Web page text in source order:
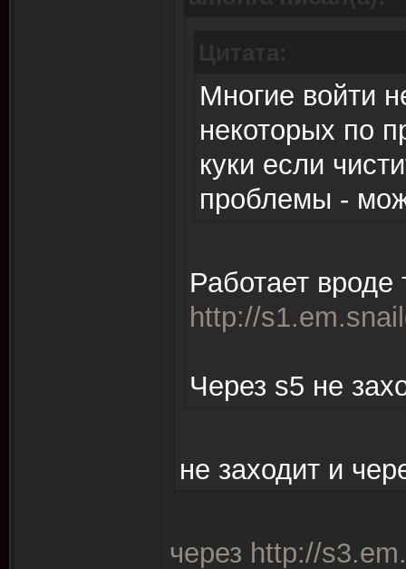
Многие войти
некоторых по
куки если
проблемы -
Работает вроде
http://
Через s5 не
не заходит и
через http://